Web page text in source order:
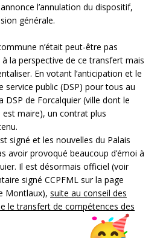
l’annulation du dispositif,
générale.
n’était peut-être pas
la perspective de ce transfert mais
En votant l’anticipation et le
service public (DSP) pour tous au
de Forcalquier (ville dont le
maire), un contrat plus
signé et les nouvelles du Palais
avoir provoqué beaucoup d’émoi à
Il est désormais officiel (voir
signé CCPFML sur la page
Montlaux), suite au conseil des
le transfert de compétences des